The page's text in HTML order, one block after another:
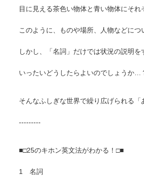
目に見える茶色い物体と青い物体にそれ
このように、ものや場所、人物などにつ
しかし、「名詞」だけでは状況の説明を
いったいどうしたらよいのでしょうか…
そんなふしぎな世界で繰り広げられる「
---------
■□25のキホン英文法がわかる！□■
1 名詞